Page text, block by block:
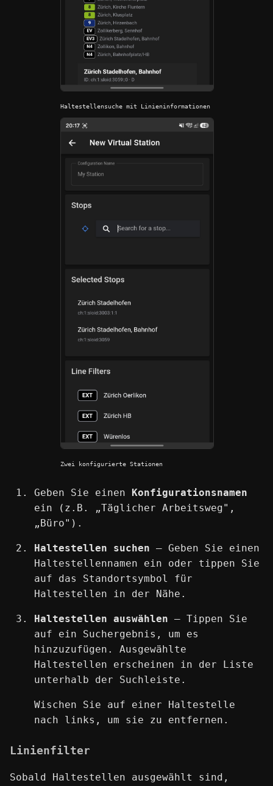
Haltestellensuche mit Linieninformationen
Zwei konfigurierte Stationen
Geben Sie einen Konfigurationsnamen
ein (z.B. „Täglicher Arbeitsweg",
„Büro").
Haltestellen suchen — Geben Sie einen
Haltestellennamen ein oder tippen Sie
auf das Standortsymbol für
Haltestellen in der Nähe.
Haltestellen auswählen — Tippen Sie
auf ein Suchergebnis, um es
hinzuzufügen. Ausgewählte
Haltestellen erscheinen in der Liste
unterhalb der Suchleiste.
Wischen Sie auf einer Haltestelle
nach links, um sie zu entfernen.
Linienfilter
Sobald Haltestellen ausgewählt sind,